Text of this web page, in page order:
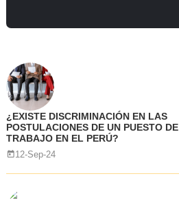
¿EXISTE DISCRIMINACIÓN EN LAS
POSTULACIONES DE UN PUESTO DE
TRABAJO EN EL PERÚ?
12-Sep-24